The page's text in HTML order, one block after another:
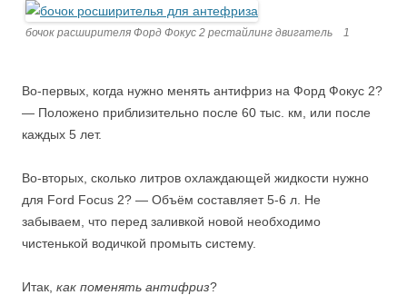
бочок расширителя Форд Фокус 2 рестайлинг двигатель 1
Во-первых, когда нужно менять антифриз на Форд Фокус 2?
— Положено приблизительно после 60 тыс. км, или после
каждых 5 лет.
Во-вторых, сколько литров охлаждающей жидкости нужно
для Ford Focus 2? — Объём составляет 5-6 л. Не
забываем, что перед заливкой новой необходимо
чистенькой водичкой промыть систему.
Итак, как поменять антифриз?